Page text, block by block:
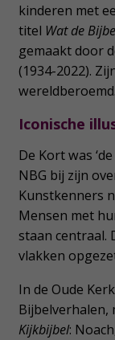
kinderen met
titel Wat de
gemaakt door
(1934-2022).
wereldberoemd.
Iconische
De Kort was
NBG bij zijn
Kunstkenners
Mensen met
staan centraal.
vlakken
In de Oude
Bijbelverhalen,
Kijkbijbel: